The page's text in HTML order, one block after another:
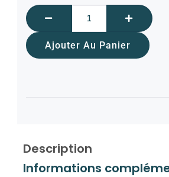
Ajouter Au Panier
Description
Informations